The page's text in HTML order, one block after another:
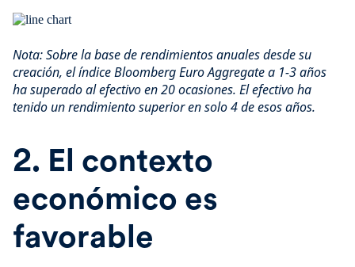
Nota: Sobre la base de rendimientos anuales desde su
creación, el índice Bloomberg Euro Aggregate a 1-3 años
ha superado al efectivo en 20 ocasiones. El efectivo ha
tenido un rendimiento superior en solo 4 de esos años.
2. El contexto
económico es
favorable